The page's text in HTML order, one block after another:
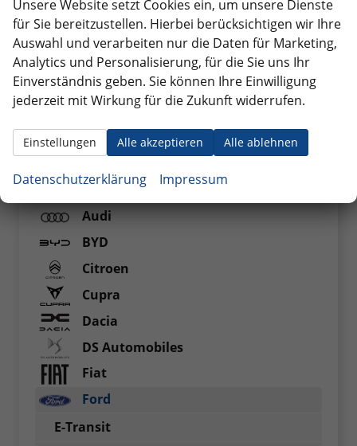
sind wir als Ford EU Reimport Händler gut von
Frankfurt, Wiesbaden, Darmstadt, Mannheim,
Heidelberg, Kaiserslautern zu erreichen. Mit dem
Zug, der Bahnhof befindet sich in 5 Minuten
Laufweite, erreichen Sie uns bequem um sich zu
Fahrzeugnr.
Audi
BYD
Citroen
Cupra
Dacia
DS Automobiles
Fiat
Ford
E-Transit
Unsere Website setzt Cookies ein, um unsere Dienste
für Sie bereitzustellen. Hierbei berücksichtigen wir Ihre
Auswahl und verarbeiten nur die Daten für Marketing,
Analytics und Personalisierung, für die Sie uns Ihr
Einverständnis geben. Sie können Ihre Einwilligung
jederzeit mit Wirkung für die Zukunft widerrufen.
Alle akzeptieren Alle ablehnen
Einstellungen
Datenschutzerklärung Impressum